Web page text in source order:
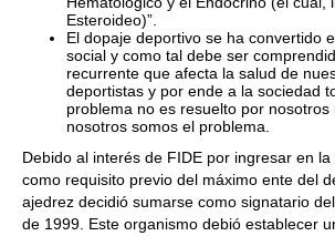
Esteroideo)”.
El dopaje deportivo se ha convertido
social y como tal debe ser
recurrente que afecta la salud de
deportistas y por ende a la sociedad
problema no es resuelto por nosotros
nosotros somos el problema.
Debido al interés de FIDE por ingresar en
como requisito previo del máximo ente del
ajedrez decidió sumarse como signatario
de 1999. Este organismo debió establecer